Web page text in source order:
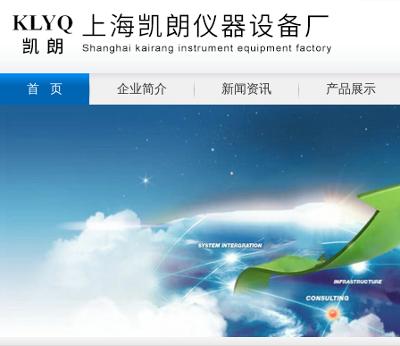
首 页 企业简介 新闻资讯 产品展示